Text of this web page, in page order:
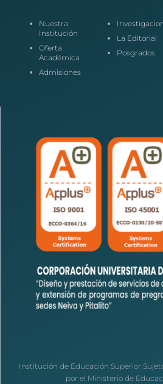
Nuestra
Institución
Oferta
Académica
Admisiones
La Editorial
Posgrados
Institución de Educación Superior
por el Ministerio de